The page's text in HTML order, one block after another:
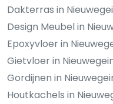
Dakterras in
Design Meubel in
Epoxyvloer in
Gietvloer in
Gordijnen in
Houtkachels in